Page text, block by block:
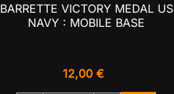
 Aperçu rapide
BARRETTE VICTORY MEDAL US
NAVY : MOBILE BASE
12,00 €